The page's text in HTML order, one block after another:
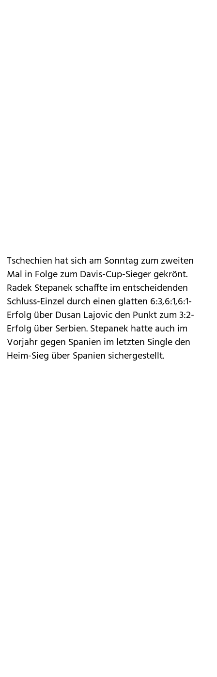
Tschechien hat sich am Sonntag zum zweiten
Mal in Folge zum Davis-Cup-Sieger gekrönt.
Radek Stepanek schaffte im entscheidenden
Schluss-Einzel durch einen glatten 6:3,6:1,6:1-
Erfolg über Dusan Lajovic den Punkt zum 3:2-
Erfolg über Serbien. Stepanek hatte auch im
Vorjahr gegen Spanien im letzten Single den
Heim-Sieg über Spanien sichergestellt.